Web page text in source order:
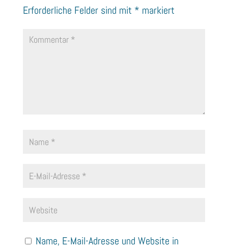
Erforderliche Felder sind mit * markiert
Name, E-Mail-Adresse und Website in